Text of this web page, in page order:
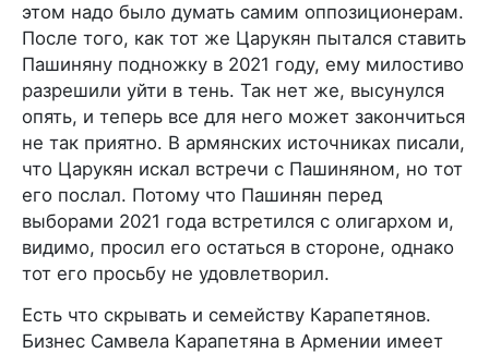
этом надо было думать самим оппозиционерам.
После того, как тот же Царукян пытался ставить
Пашиняну подножку в 2021 году, ему милостиво
разрешили уйти в тень. Так нет же, высунулся
опять, и теперь все для него может закончиться
не так приятно. В армянских источниках писали,
что Царукян искал встречи с Пашиняном, но тот
его послал. Потому что Пашинян перед
выборами 2021 года встретился с олигархом и,
видимо, просил его остаться в стороне, однако
тот его просьбу не удовлетворил.
Есть что скрывать и семейству Карапетянов.
Бизнес Самвела Карапетяна в Армении имеет